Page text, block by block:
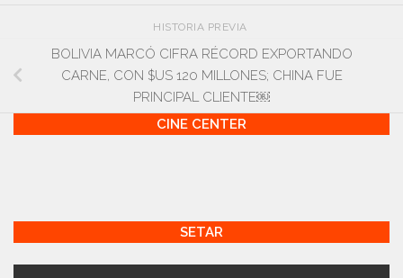
HISTORIA PREVIA
BOLIVIA MARCÓ CIFRA RÉCORD EXPORTANDO
CARNE, CON $US 120 MILLONES; CHINA FUE
PRINCIPAL CLIENTE￼
CINE CENTER
SETAR